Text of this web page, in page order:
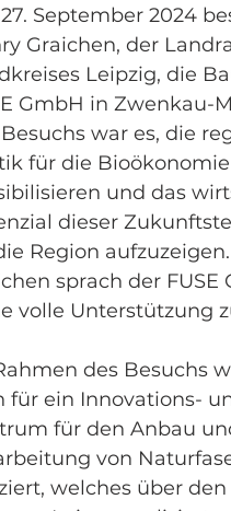
September 2024
Graichen, der
Leipzig, die
GmbH in Zwenkau-
war es, die
für die
und das
dieser
Region
sprach der FUSE
volle Unterstützung
des Besuchs
für ein Innovations-
für den Anbau
von
welches über